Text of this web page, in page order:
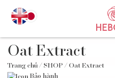
Oat Extract
Trang chủ / SHOP / Oat Extract
Bảo hành